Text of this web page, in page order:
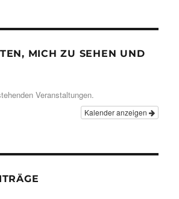
MICH ZU SEHEN UND
Veranstaltungen.
Kalender anzeigen